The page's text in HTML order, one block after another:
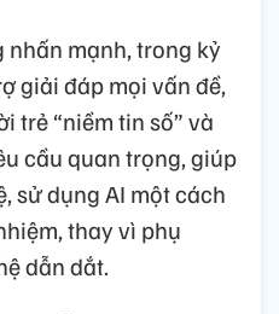
nhấn mạnh, trong kỷ
giải đáp mọi vấn đề,
trẻ “niềm tin số” và
cầu quan trọng, giúp
sử dụng AI một cách
thay vì phụ
dẫn dắt.